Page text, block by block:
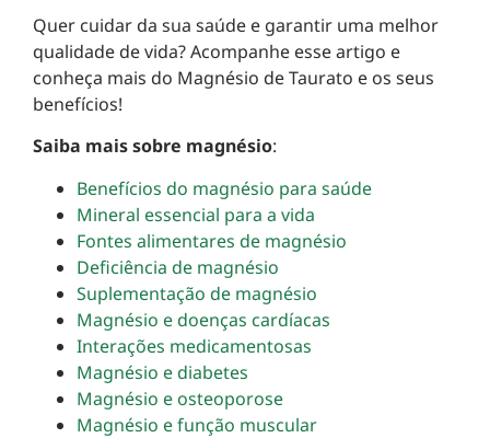
Quer cuidar da sua saúde e garantir uma melhor
qualidade de vida? Acompanhe esse artigo e
conheça mais do Magnésio de Taurato e os seus
benefícios!
Saiba mais sobre magnésio:
Benefícios do magnésio para saúde
Mineral essencial para a vida
Fontes alimentares de magnésio
Deficiência de magnésio
Suplementação de magnésio
Magnésio e doenças cardíacas
Interações medicamentosas
Magnésio e diabetes
Magnésio e osteoporose
Magnésio e função muscular